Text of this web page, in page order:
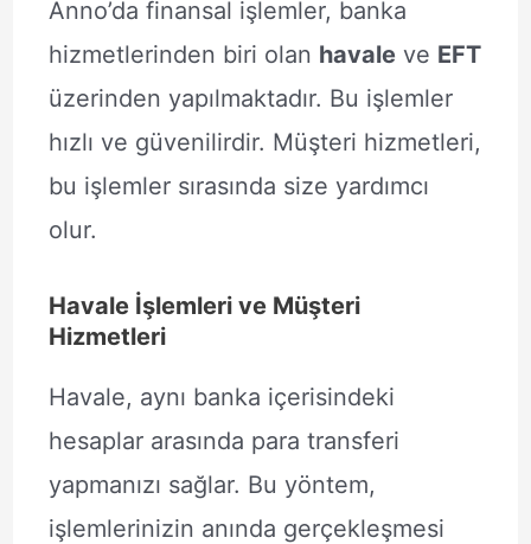
Anno’da finansal işlemler, banka
hizmetlerinden biri olan havaleve EFT
üzerinden yapılmaktadır. Bu işlemler
hızlı ve güvenilirdir. Müşteri hizmetleri,
bu işlemler sırasında size yardımcı
olur.
Havale İşlemleri ve Müşteri
Hizmetleri
Havale, aynı banka içerisindeki
hesaplar arasında para transferi
yapmanızı sağlar. Bu yöntem,
işlemlerinizin anında gerçekleşmesi